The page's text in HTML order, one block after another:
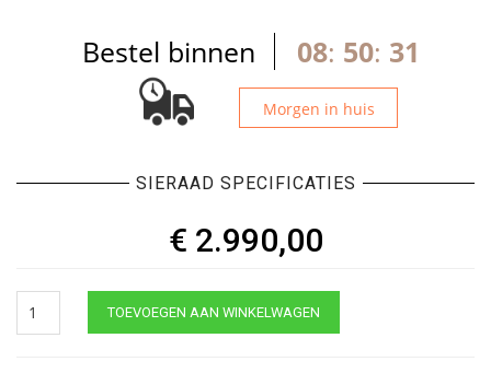
Bestel binnen 08: 50: 31
Morgen in huis
SIERAAD SPECIFICATIES
€ 2.990,00
en
TOEVOEGEN AAN WINKELWAGEN